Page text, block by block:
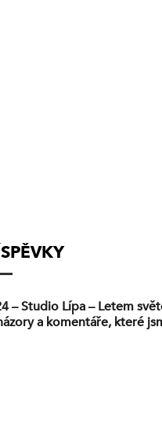
– Studio Lípa – Letem
a komentáře, které